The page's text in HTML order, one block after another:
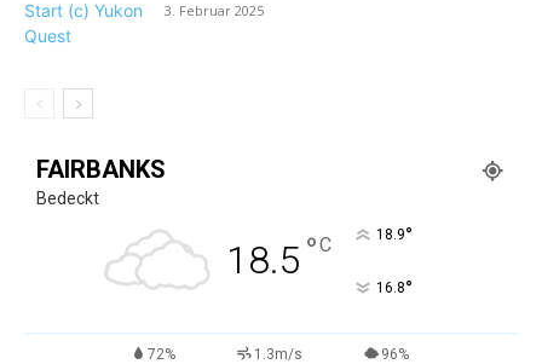
3. Februar 2025
FAIRBANKS
Bedeckt
18.5 °C 18.9°
16.8°
72% 1.3m/s 96%